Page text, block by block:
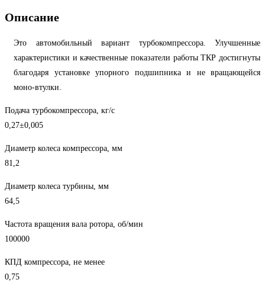
Описание
Это автомобильный вариант турбокомпрессора. Улучшенные
характеристики и качественные показатели работы ТКР достигнуты
благодаря установке упорного подшипника и не вращающейся
моно-втулки.
Подача турбокомпрессора, кг/с
0,27±0,005
Диаметр колеса компрессора, мм
81,2
Диаметр колеса турбины, мм
64,5
Частота вращения вала ротора, об/мин
100000
КПД компрессора, не менее
0,75